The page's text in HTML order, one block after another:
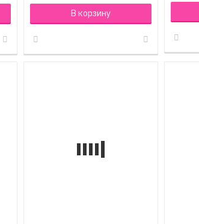
В корзину